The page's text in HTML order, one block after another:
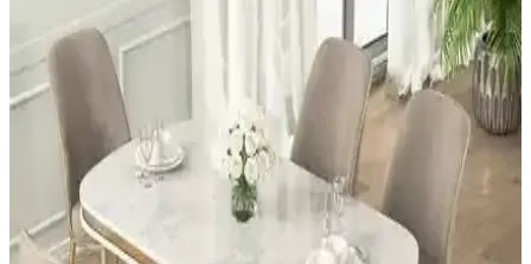
ÖzSa Home 6 Adet Lüx Gold Çay Kaşığı Seti Zarif
ve Dayanıklı Sunum Araçları
ÖzSa Home'un 6'lı gold çay kaşığı seti, şık tasarımı ve paslanmaz
çelik malzemesiyle uzun ömürlü kullanım sağlar. Sofralara zariflik
katar, hediye olarak da ideal.
Effe Yapı Dekor Gold ve Siyah Metal Çerçeveli
Aynalar Karşılaştırması